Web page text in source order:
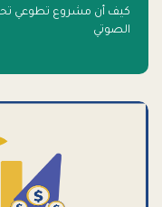
كيف أن مشروع تطوعي
الصوتي